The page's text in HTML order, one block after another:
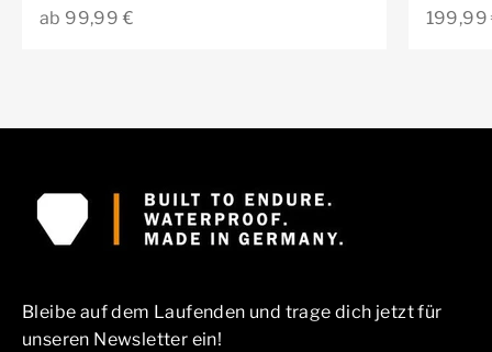
Angebot
ab 99,99 € 199,99
Bleibe auf dem Laufenden und trage dich jetzt für
unseren Newsletter ein!